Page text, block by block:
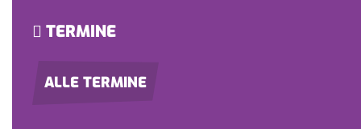
TERMINE
ALLE TERMINE